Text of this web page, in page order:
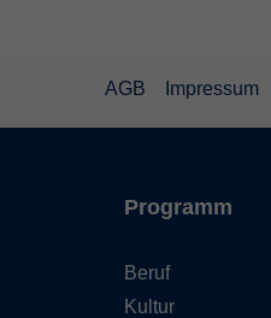
AGB Impressum
Programm
Beruf
Kultur